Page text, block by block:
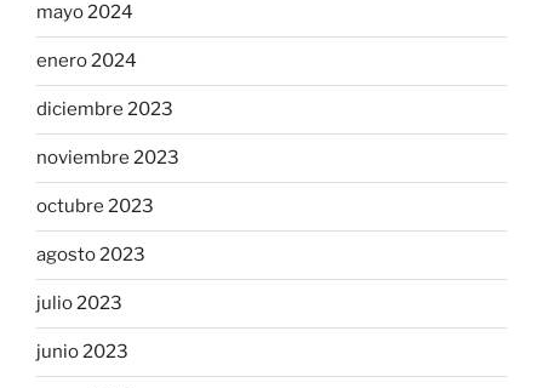
mayo 2024
enero 2024
diciembre 2023
noviembre 2023
octubre 2023
agosto 2023
julio 2023
junio 2023